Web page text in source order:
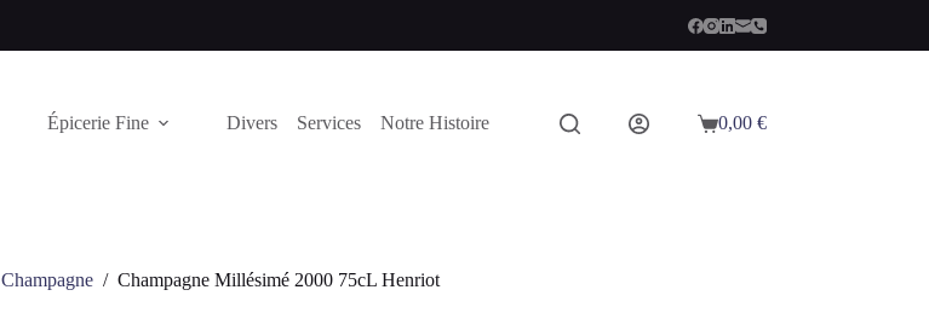
Épicerie Fine Divers Services Notre Histoire
Panier
0,00 €
Champagne / Champagne Millésimé 2000 75cL Henriot